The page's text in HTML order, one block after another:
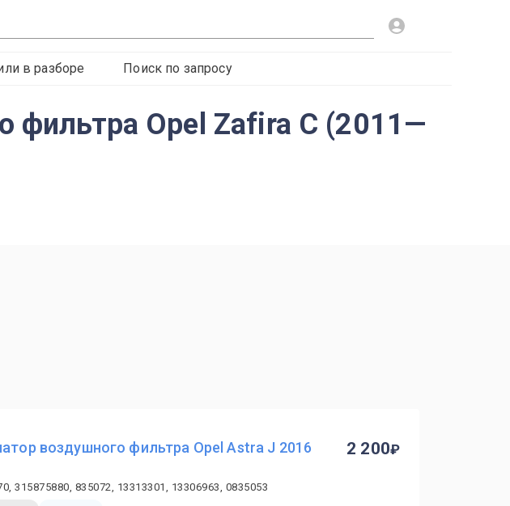
в разборе Поиск по запросу
фильтра Opel Zafira C (2011—
воздушного фильтра Opel Astra J 2016
315875880, 835072, 13313301, 13306963, 0835053
2 200